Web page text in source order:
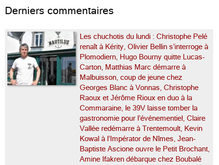
Derniers commentaires
Les chuchotis du lundi : Christophe Pelé
renaît à Kérity, Olivier Bellin s’interroge à
Plomodiern, Hugo Bourny quitte Lucas-
Carton, Matthias Marc démarre à
Malbuisson, coup de jeune chez
Georges Blanc à Vonnas, Christophe
Raoux et Jérôme Rioux en duo à la
Commaraine, le 39V laisse tomber la
gastronomie pour l’événementiel, Claire
Vallée redémarre à Trentemoult, Kevin
Kowal à l’Impérator de Nîmes, Jean-
Baptiste Ascione ouvre le Petit Brochant,
Amine Ifakren débarque chez Boubalé